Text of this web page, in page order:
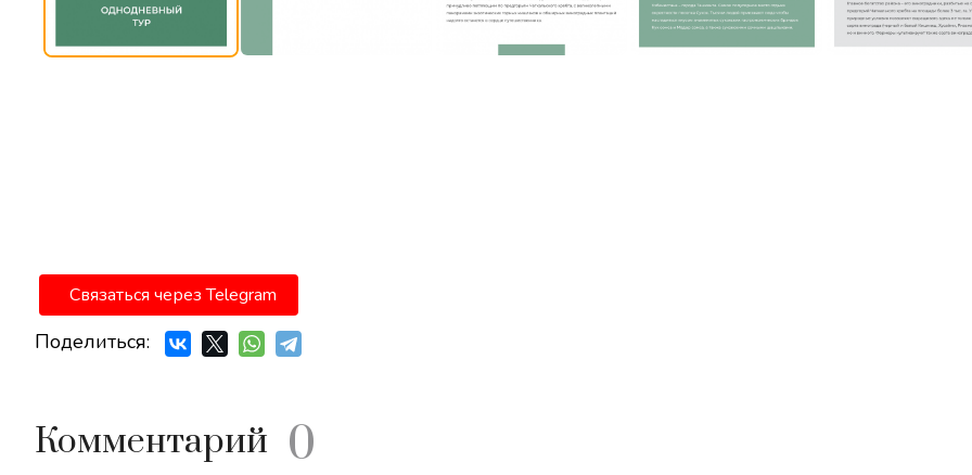
Связаться через Telegram
Поделиться:
Комментарий 0